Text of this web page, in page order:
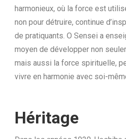
harmonieux, où la force est
non pour détruire, continue
de pratiquants. O Sensei a
moyen de développer non
mais aussi la force spirituelle,
vivre en harmonie avec soi-
Héritage